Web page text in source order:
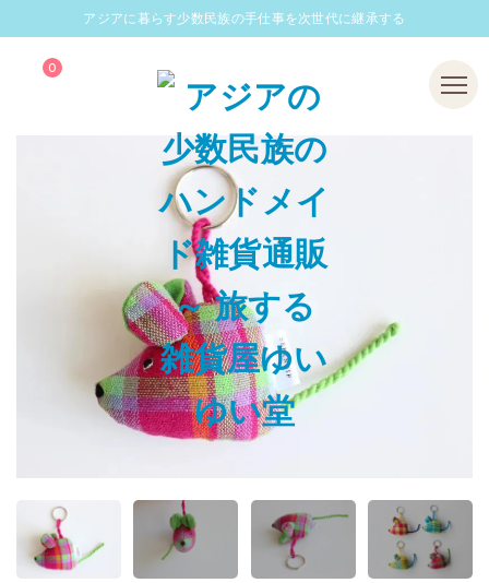
アジアに暮らす少数民族の手仕事を次世代に継承する
0 Menu